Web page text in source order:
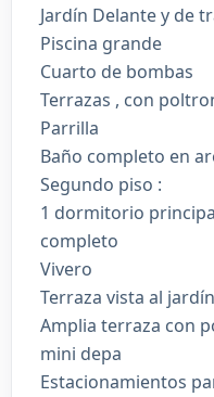
Jardín Delante y de
Piscina grande
Cuarto de bombas
Terrazas , con
Parrilla
Baño completo en
Segundo piso :
1 dormitorio
completo
Vivero
Terraza vista al
Amplia terraza con
mini depa
Estacionamientos